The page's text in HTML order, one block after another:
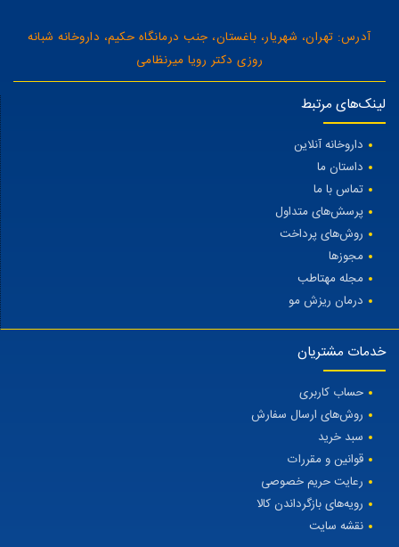
آدرس: تهران، شهریار، باغستان، جنب درمانگاه حکیم، داروخانه شبانه
روزی دکتر رویا میرنظامی
لینک‌های مرتبط
داروخانه آنلاین
داستان ما
تماس با ما
پرسش‌های متداول
روش‌های پرداخت
مجوزها
مجله مهتاطب
درمان ریزش مو
خدمات مشتریان
حساب کاربری
روش‌های ارسال سفارش
سبد خرید
قوانین و مقررات
رعایت حریم خصوصی
رویه‌های بازگرداندن کالا
نقشه سایت